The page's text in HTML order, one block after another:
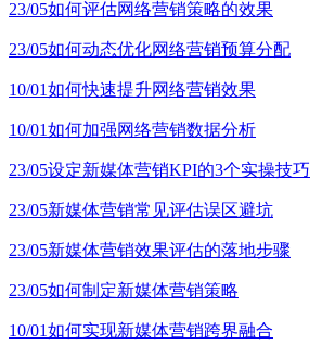
23/05如何评估网络营销策略的效果
23/05如何动态优化网络营销预算分配
10/01如何快速提升网络营销效果
10/01如何加强网络营销数据分析
23/05设定新媒体营销KPI的3个实操技巧
23/05新媒体营销常见评估误区避坑
23/05新媒体营销效果评估的落地步骤
23/05如何制定新媒体营销策略
10/01如何实现新媒体营销跨界融合